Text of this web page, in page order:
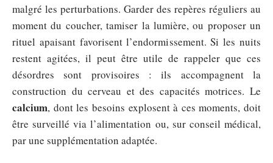
malgré les perturbations. Garder des repères réguliers au
moment du coucher, tamiser la lumière, ou proposer un
rituel apaisant favorisent l’endormissement. Si les nuits
restent agitées, il peut être utile de rappeler que ces
désordres sont provisoires : ils accompagnent la
construction du cerveau et des capacités motrices. Le
calcium, dont les besoins explosent à ces moments, doit
être surveillé via l’alimentation ou, sur conseil médical,
par une supplémentation adaptée.